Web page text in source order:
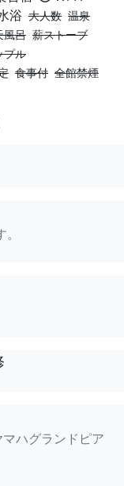
浴 大人数 温泉
風呂 薪ストーブ
プル
食事付 全館禁煙
ハグランドピア